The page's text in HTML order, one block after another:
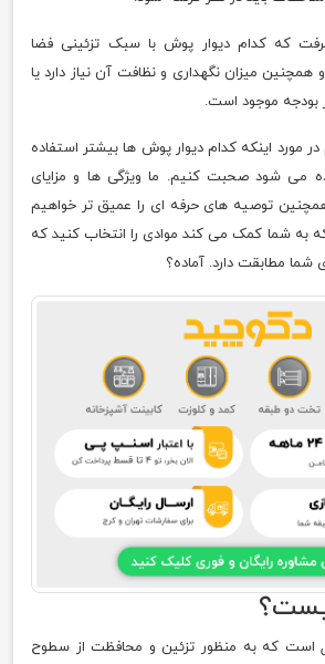
که کدام دیوار پوش با سبک تزئینی فضا
همچنین میزان نگهداری و نظافت آن نیاز دارد یا
بودجه موجود است.
مورد اینکه کدام دیوار پوش ها بیشتر استفاده
می شود صحبت کنیم. ما ویژگی ها و مزایای
توصیه های حرفه ای را عمیق تر خواهیم
به شما کمک می کند موادی را انتخاب کنید که
شما مطابقت دارد. آماده؟
است که به منظور تزئین و محافظت از سطوح